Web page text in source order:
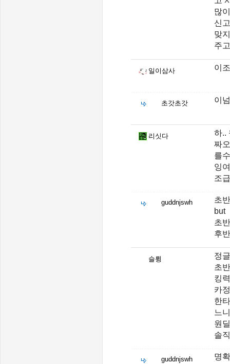
많
신
맞
주
일이삼사 이
초갓초갓 이
리싯다
하..
짜
를
잉
조
guddnjswh
초
but
초
후
슬륑
정
초
킹
카
한
느
원
솔
guddnjswh 명